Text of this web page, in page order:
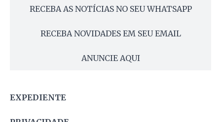
RECEBA AS NOTÍCIAS NO SEU WHATSAPP
RECEBA NOVIDADES EM SEU EMAIL
ANUNCIE AQUI
EXPEDIENTE